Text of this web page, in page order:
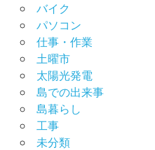
バイク
パソコン
仕事・作業
土曜市
太陽光発電
島での出来事
島暮らし
工事
未分類